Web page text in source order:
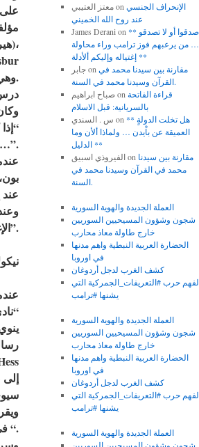
(هيرشل) ماركس . وتضم عائلته العديد من الحاخامات من أصحاب مزارع الكروم. الأم يهودية هولندية،
وهي أيضاً من عائلة الحاخامات.
ممتازاً، إلاّ أنه لا يمكن أبدا أن يصبح أنساناً متكاملاً وعظيماً بحق…”.
الإغراءات خارج مقاعد الدراسة”.
في شخص واحد – أقول اتحدوا وليس اختلطوا – هذا هو الدكتور ماركس “.
معتز العتيبيon الإنحراف الجنسي
عند روح الله الخميني
James Derani on ** صدقوا أو لا تصدقو
… من يرعبهم فوز ترامب وراء محاولة
إغتياله وإليكم ألأدلة **
جابرon مقارنة بين سيدنا محمد في
القرآن وسيدنا محمد في السنة.
صباح ابراهيمon قراءة الفاتحة
بالسريانية: قبل الاسلام
س . السندي on ** هل تخلت الدولةٍ
العميقة عن باْيدن … ولماذا ألأن وما
الدليل **
الفيروذي اسبيقon مقارنة بين سيدنا
محمد في القرآن وسيدنا محمد في
السنة.
العملة الجديدة والهوية السورية
شجون وشؤون المسيحيين السوريين
خارج طاولة معاذ محارب
الحضارة العربية النبطية واهم مدنها
في اوروبا
كشف الغرب لدجل أردوغان
لفهم حرب #التعريفات_الجمركية التي
يشنها #ترامب
العملة الجديدة والهوية السورية
شجون وشؤون المسيحيين السوريين
خارج طاولة معاذ محارب
الحضارة العربية النبطية واهم مدنها
في اوروبا
كشف الغرب لدجل أردوغان
لفهم حرب #التعريفات_الجمركية التي
يشنها #ترامب
العملة الجديدة والهوية السورية